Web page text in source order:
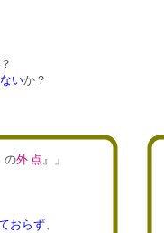
？
いか？
の外 点 』」
おらず、